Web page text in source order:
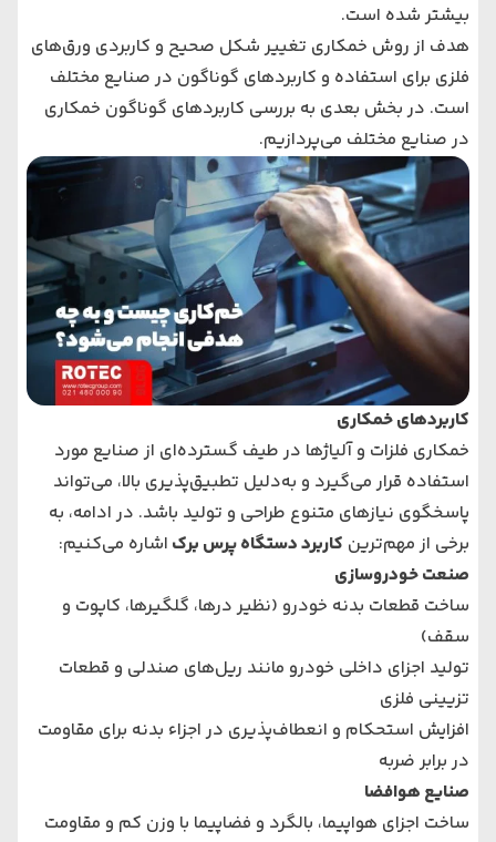
بیشتر شده است.
هدف از روش خمکاری تغییر شکل صحیح و کاربردی ورق‌های
فلزی برای استفاده و کاربردهای گوناگون در صنایع مختلف
است. در بخش‌ بعدی به بررسی کاربردهای گوناگون خمکاری
در صنایع مختلف می‌پردازیم.
کاربردهای خمکاری
خمکاری فلزات و آلیاژها در طیف گسترده‌ای از صنایع مورد
استفاده قرار می‌گیرد و به‌دلیل تطبیق‌پذیری بالا، می‌تواند
پاسخگوی نیازهای متنوع طراحی و تولید باشد. در ادامه، به
برخی از مهم‌ترین کاربرد دستگاه پرس برک اشاره می‌کنیم:
صنعت خودروسازی
ساخت قطعات بدنه خودرو (نظیر درها، گلگیرها، کاپوت و
سقف)
تولید اجزای داخلی خودرو مانند ریل‌های صندلی و قطعات
تزیینی فلزی
افزایش استحکام و انعطاف‌پذیری در اجزاء بدنه برای مقاومت
در برابر ضربه
صنایع هوافضا
ساخت اجزای هواپیما، بالگرد و فضاپیما با وزن کم و مقاومت